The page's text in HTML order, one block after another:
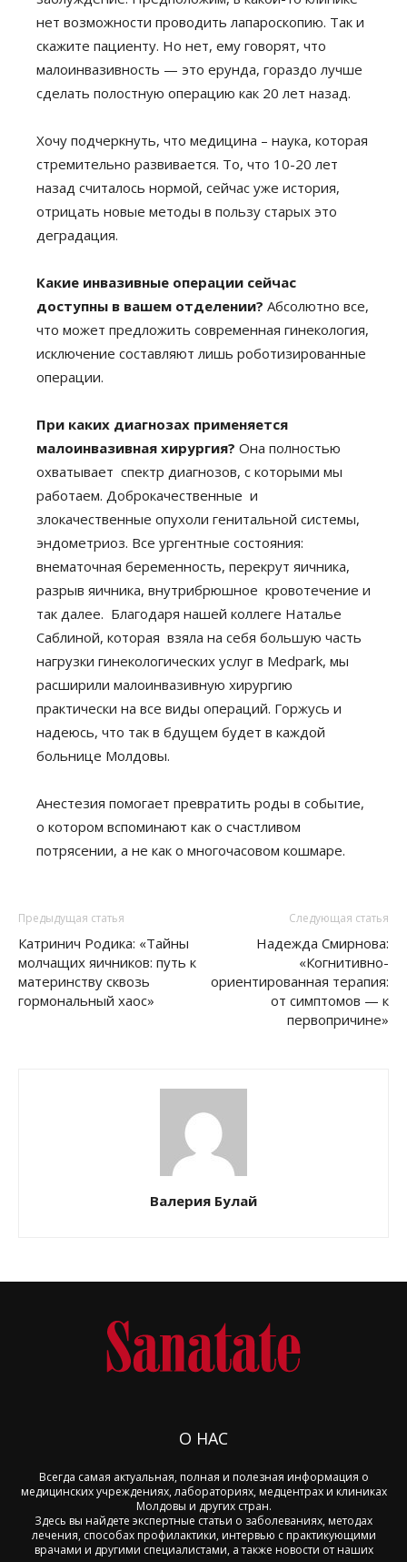
нет возможности проводить лапароскопию. Так и
скажите пациенту. Но нет, ему говорят, что
малоинвазивность — это ерунда, гораздо лучше
сделать полостную операцию как 20 лет назад.
Хочу подчеркнуть, что медицина – наука, которая
стремительно развивается. То, что 10-20 лет
назад считалось нормой, сейчас уже история,
отрицать новые методы в пользу старых это
деградация.
Какие инвазивные операции сейчас
доступны в вашем отделении? Абсолютно все,
что может предложить современная гинекология,
исключение составляют лишь роботизированные
операции.
При каких диагнозах применяется
малоинвазивная хирургия? Она полностью
охватывает спектр диагнозов, с которыми мы
работаем. Доброкачественные и
злокачественные опухоли генитальной системы,
эндометриоз. Все ургентные состояния:
внематочная беременность, перекрут яичника,
разрыв яичника, внутрибрюшное кровотечение и
так далее. Благодаря нашей коллеге Наталье
Саблиной, которая взяла на себя большую часть
нагрузки гинекологических услуг в Medpark, мы
расширили малоинвазивную хирургию
практически на все виды операций. Горжусь и
надеюсь, что так в бдущем будет в каждой
больнице Молдовы.
Анестезия помогает превратить роды в событие,
о котором вспоминают как о счастливом
потрясении, а не как о многочасовом кошмаре.
Предыдущая статья
Катринич Родика: «Тайны
молчащих яичников: путь к
материнству сквозь
гормональный хаос»
Следующая статья
Надежда Смирнова:
«Когнитивно-
ориентированная терапия:
от симптомов — к
первопричине»
Валерия Булай
О НАС
Всегда самая актуальная, полная и полезная информация о
медицинских учреждениях, лабораториях, медцентрах и клиниках
Молдовы и других стран.
Здесь вы найдете экспертные статьи о заболеваниях, методах
лечения, способах профилактики, интервью с практикующими
врачами и другими специалистами, а также новости от наших